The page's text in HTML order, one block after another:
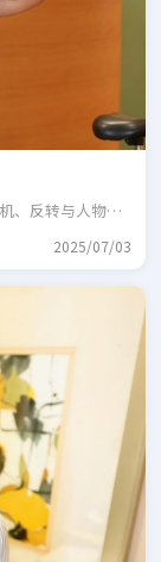
、反转与人物成
2025/07/03